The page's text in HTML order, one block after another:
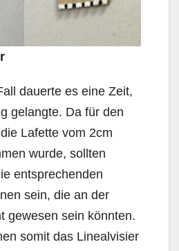
dauerte es eine Zeit,
gelangte. Da für den
Lafette vom 2cm
wurde, sollten
entsprechenden
sein, die an der
gewesen sein könnten.
somit das Linealvisier